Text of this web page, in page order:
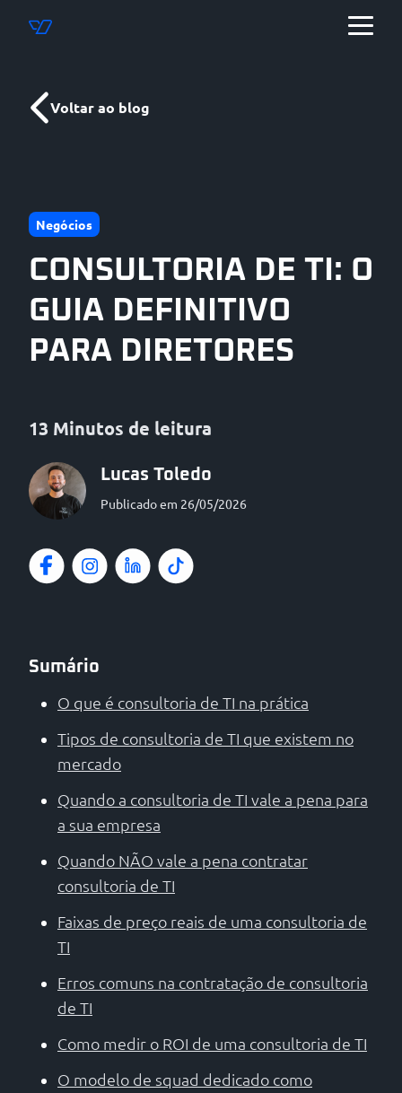
Voltar ao blog
Negócios
CONSULTORIA DE TI: O
GUIA DEFINITIVO
PARA DIRETORES
13 Minutos de leitura
Lucas Toledo
Publicado em 26/05/2026
Sumário
O que é consultoria de TI na prática
Tipos de consultoria de TI que existem no
mercado
Quando a consultoria de TI vale a pena para
a sua empresa
Quando NÃO vale a pena contratar
consultoria de TI
Faixas de preço reais de uma consultoria de
TI
Erros comuns na contratação de consultoria
de TI
Como medir o ROI de uma consultoria de TI
O modelo de squad dedicado como